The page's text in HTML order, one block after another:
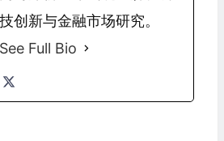
技创新与金融市场研究。
See Full Bio